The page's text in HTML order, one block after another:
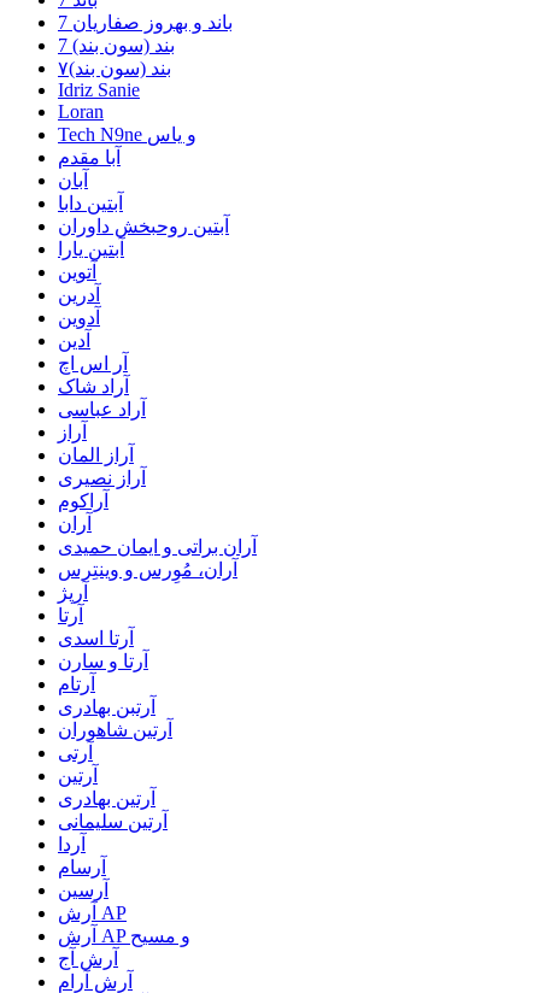
7 باند و بهروز صفاریان
7 بند (سون بند)
۷بند (سون بند)
Idriz Sanie
Loran
Tech N9ne و یاس
آبا مقدم
آبان
آبتین دابا
آبتین روحبخش داوران
آبتین یارا
آتوین
آدرین
آدوین
آدین
آر اس اچ
آراد شاک
آراد عباسی
آراز
آراز المان
آراز نصیری
آراکوم
آران
آران براتی و ایمان حمیدی
آران، مُوِرس و وینتِرس
آرپژ
آرتا
آرتا اسدی
آرتا و سارن
آرتام
آرتبن بهادری
آرتين شاهوران
آرتی
آرتین
آرتین بهادری
آرتین سلیمانی
آردا
آرسام
آرسین
آرش AP
آرش AP و مسیح
آرش آج
آرش آرام